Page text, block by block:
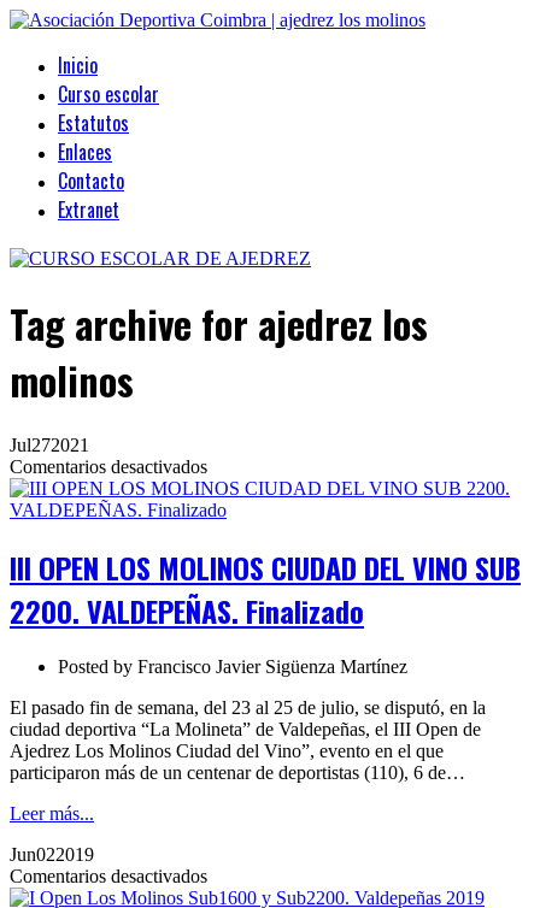
Inicio
Curso escolar
Estatutos
Enlaces
Contacto
Extranet
Tag archive for ajedrez los
molinos
Jul272021
Comentarios desactivadosen
III
OPEN
CIUDAD
VINO
2200.
VALDEPEÑAS.
Finalizado
III OPEN LOS MOLINOS CIUDAD DEL VINO SUB
2200. VALDEPEÑAS. Finalizado
Posted by Francisco Javier Sigüenza Martínez
El pasado fin de semana, del 23 al 25 de julio, se disputó, en la
ciudad deportiva “La Molineta” de Valdepeñas, el III Open de
Ajedrez Los Molinos Ciudad del Vino”, evento en el que
participaron más de un centenar de deportistas (110), 6 de…
Leer más...
Jun022019
Comentarios desactivadosen
I